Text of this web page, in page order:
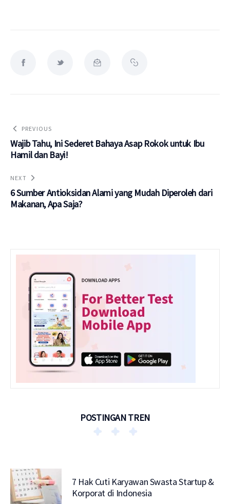
PREVIOUS
Wajib Tahu, Ini Sederet Bahaya Asap Rokok untuk Ibu
Hamil dan Bayi!
NEXT
6 Sumber Antioksidan Alami yang Mudah Diperoleh dari
Makanan, Apa Saja?
POSTINGAN TREN
7 Hak Cuti Karyawan Swasta Startup &
Korporat di Indonesia